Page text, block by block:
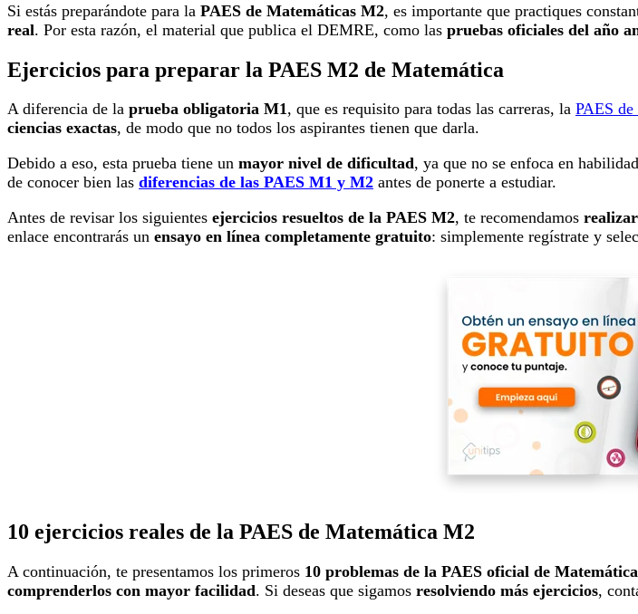
Si estás preparándote para la PAES de Matemáticas M2, es importante que practiques
real. Por esta razón, el material que publica el DEMRE, como las pruebas oficiales del año
Ejercicios para preparar la PAES M2 de Matemática
A diferencia de la prueba obligatoria M1, que es requisito para todas las carreras, la PAES
ciencias exactas, de modo que no todos los aspirantes tienen que darla.
Debido a eso, esta prueba tiene un mayor nivel de dificultad, ya que no se enfoca en
de conocer bien las diferencias de las PAES M1 y M2 antes de ponerte a estudiar.
Antes de revisar los siguientes ejercicios resueltos de la PAES M2, te recomendamos
enlace encontrarás un ensayo en línea completamente gratuito: simplemente regístrate y
10 ejercicios reales de la PAES de Matemática M2
A continuación, te presentamos los primeros 10 problemas de la PAES oficial de
comprenderlos con mayor facilidad. Si deseas que sigamos resolviendo más ejercicios,